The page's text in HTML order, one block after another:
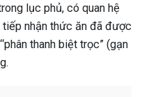
lục phủ, có quan hệ
nhận thức ăn đã được
thanh biệt trọc” (gạn